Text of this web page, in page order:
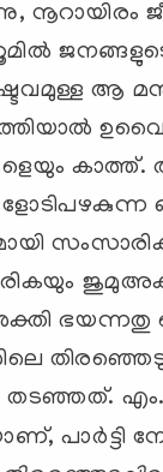
ജനങ്ങളുടെ
ആ
കാത്ത്‌.